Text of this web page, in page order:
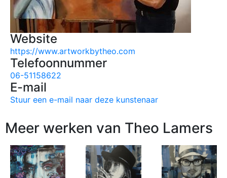
Website
https://www.artworkbytheo.com
Telefoonnummer
06-51158622
E-mail
Stuur een e-mail naar deze kunstenaar
Meer werken van Theo Lamers